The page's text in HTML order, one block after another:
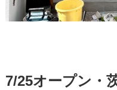
7/25オープン・